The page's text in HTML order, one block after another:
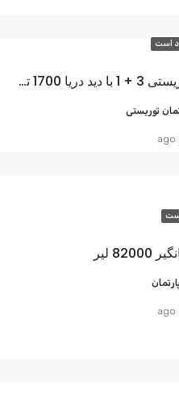
است
اجاره ماهانه آپارتمان توریستی 3 + 1 با دید دریا 1700 تومان
توریستی